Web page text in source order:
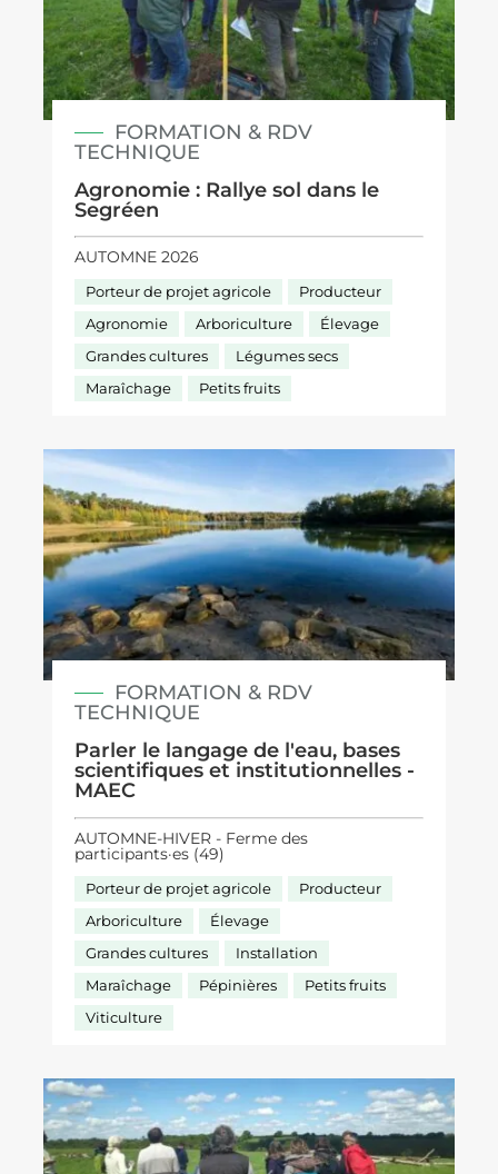
FORMATION & RDV
TECHNIQUE
Agronomie : Rallye sol dans le
Segréen
AUTOMNE 2026
Porteur de projet agricole
Producteur
Agronomie
Arboriculture
Élevage
Grandes cultures
Légumes secs
Maraîchage
Petits fruits
FORMATION & RDV
TECHNIQUE
Parler le langage de l'eau, bases
scientifiques et institutionnelles -
MAEC
AUTOMNE-HIVER - Ferme des
participants·es (49)
Porteur de projet agricole
Producteur
Arboriculture
Élevage
Grandes cultures
Installation
Maraîchage
Pépinières
Petits fruits
Viticulture